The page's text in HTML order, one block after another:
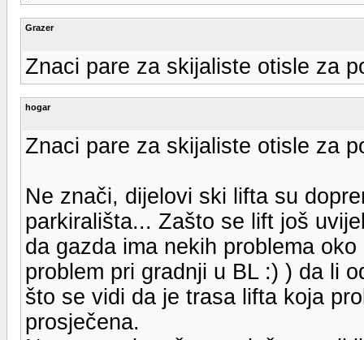
Grazer
Znaci pare za skijaliste otisle za
hogar
Znaci pare za skijaliste otisle za
Ne znači, dijelovi ski lifta su
parkirališta... Zašto se lift još
da gazda ima nekih problema
problem pri gradnji u BL :) ) da li
što se vidi da je trasa lifta koja
prosječena.